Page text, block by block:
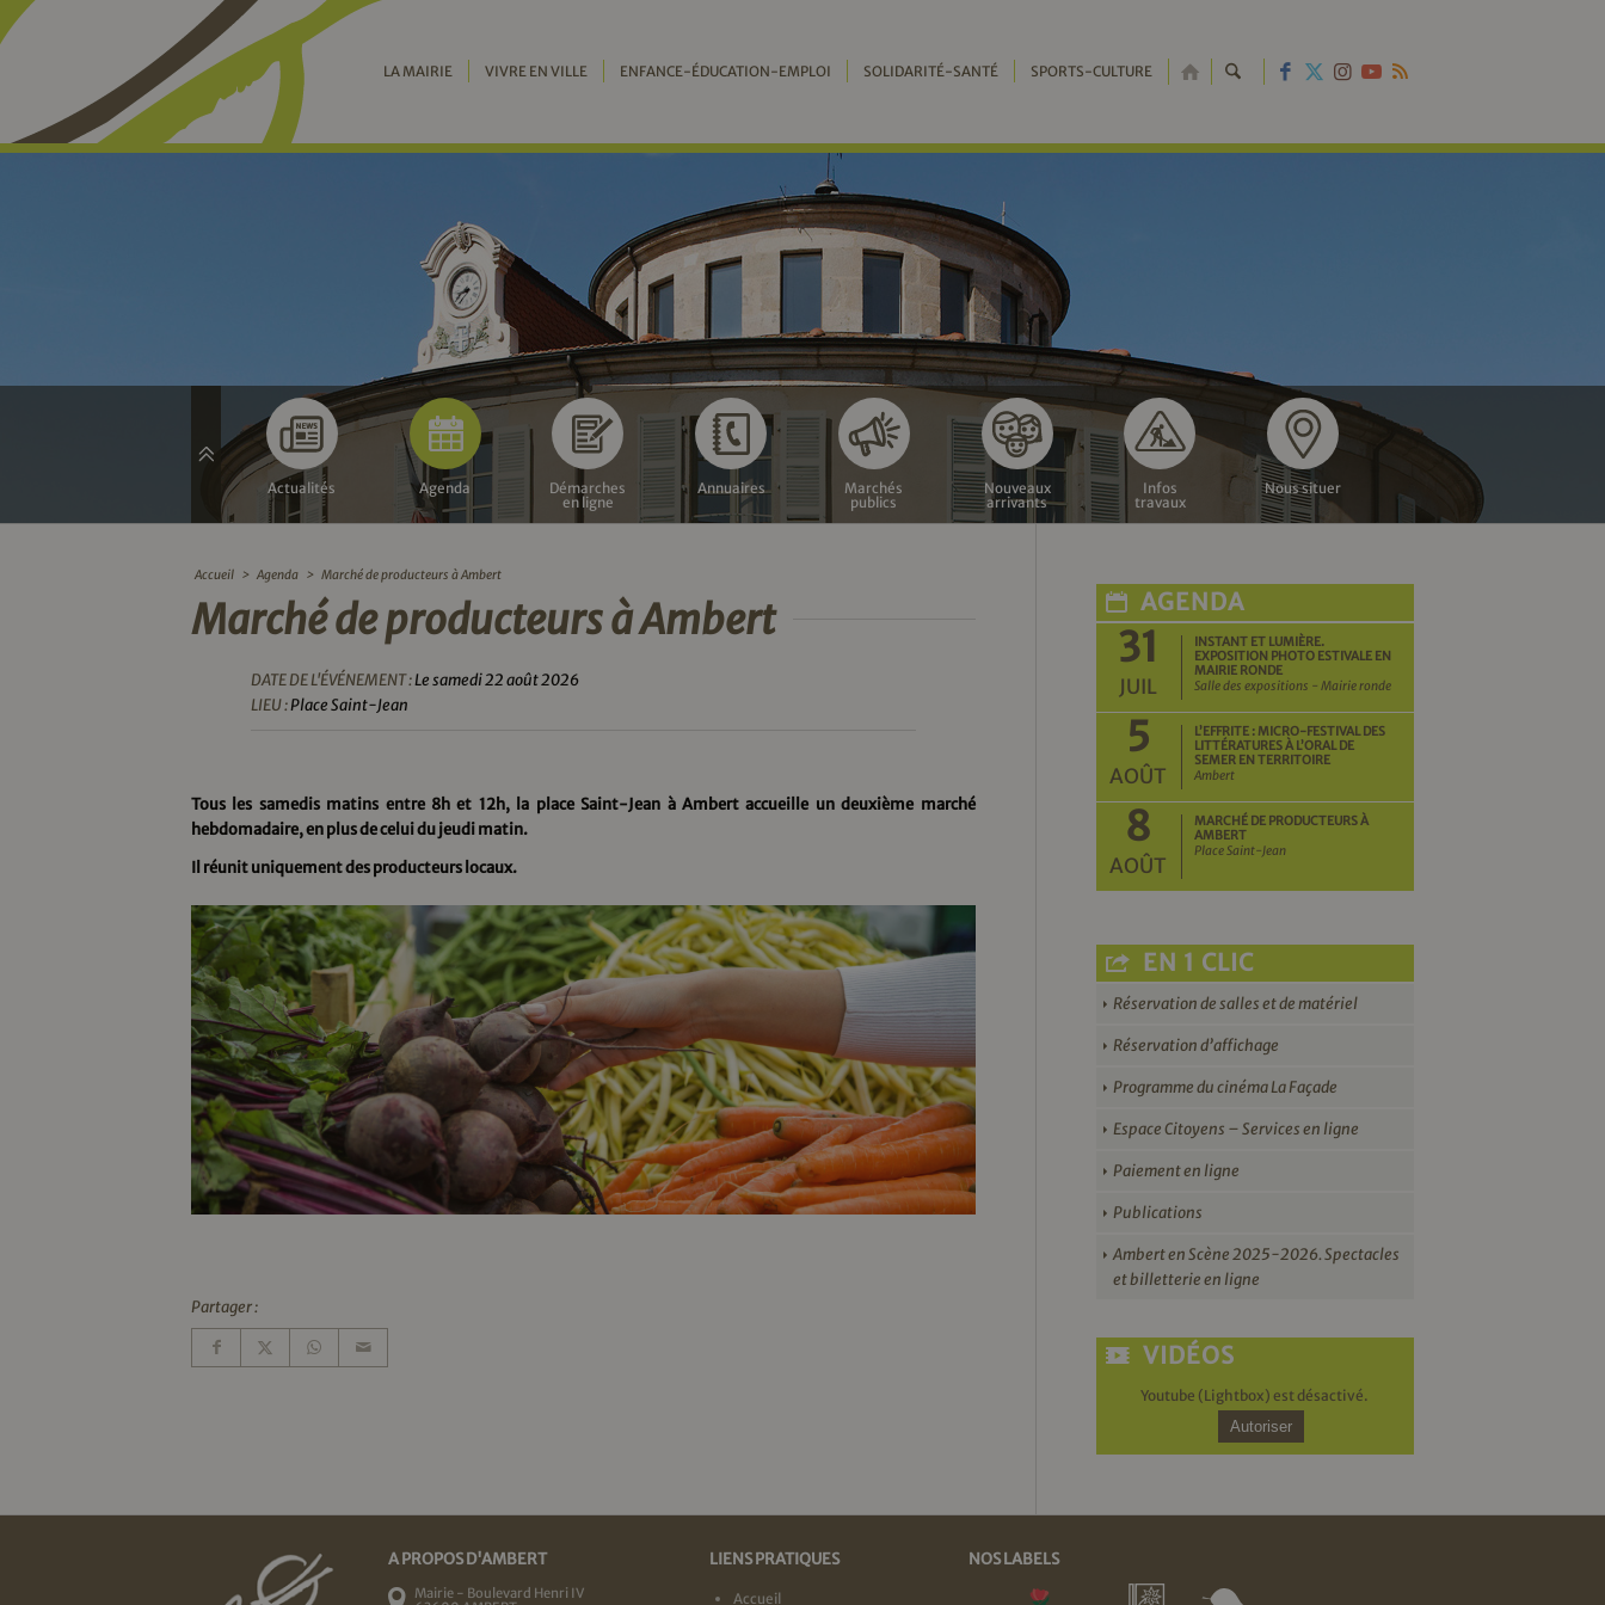
LA MAIRIE VIVRE EN VILLE ENFANCE-ÉDUCATION-EMPLOI SOLIDARITÉ-SANTÉ SPORTS-CULTURE RETOUR
Actualités Agenda
Démarches
en ligne
Annuaires
Marchés
publics
Nouveaux
arrivants
Infos
travaux
Nous situer
Accueil > Agenda > Marché de producteurs à Ambert
Marché de producteurs à Ambert
DATE DE L'ÉVÉNEMENT :Le samedi 22 août 2026
LIEU :Place Saint-Jean
Tous les samedis matins entre 8h et 12h, la place Saint-Jean à Ambert accueille un deuxième marché
hebdomadaire, en plus de celui du jeudi matin.
Il réunit uniquement des producteurs locaux.
Partager :
AGENDA
31
JUIL
INSTANT ET LUMIÈRE.
EXPOSITION PHOTO ESTIVALE EN
MAIRIE RONDE
Salle des expositions - Mairie ronde
5
AOÛT
L’EFFRITE : MICRO-FESTIVAL DES
LITTÉRATURES À L’ORAL DE
SEMER EN TERRITOIRE
Ambert
8
AOÛT
MARCHÉ DE PRODUCTEURS À
AMBERT
Place Saint-Jean
EN 1 CLIC
Réservation de salles et de matériel
Réservation d’affichage
Programme du cinéma La Façade
Espace Citoyens – Services en ligne
Paiement en ligne
Publications
Ambert en Scène 2025-2026. Spectacles
et billetterie en ligne
VIDÉOS
Youtube (Lightbox) est désactivé.
Autoriser
A PROPOS D'AMBERT
Mairie - Boulevard Henri IV
LIENS PRATIQUES
Accueil
NOS LABELS